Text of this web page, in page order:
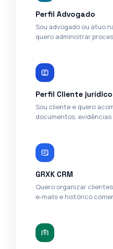
Perfil Advogado
Sou advogado ou atuo
quero administrar
Perfil Cliente jurídico
Sou cliente e quero
documentos, evidências
GRXK CRM
Quero organizar
e-mails e histórico